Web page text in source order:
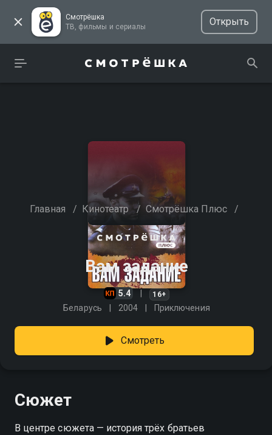
Смотрёшка
ТВ, фильмы и сериалы
Открыть
Главная / Кинотеатр / Смотрёшка Плюс /
Вам задание
5.4 16+
Беларусь 2004 Приключения
Смотреть
Сюжет
В центре сюжета — история трёх братьев